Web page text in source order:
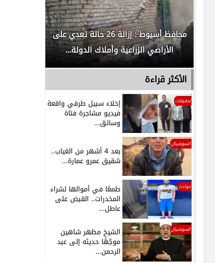
محافظ أسيوط : إزالة 26 حالة تعدي على
الأراضي الزراعية وأملاك الدولة...
الأكثر قراءة
تحقيقات إخلاء سبيل طرفي واقعة
فيديو مشاجرة فتاة
وسائق...
السوشيال
بعد 4 أشهر من الغياب..
شقيق عمرو عمارة...
حوادث طمعًا في أموالها لشراء
المخدرات.. القبض على
عاطل...
السوشيال الشيخ مظهر شاهين
موجّهًا حديثه إلى عبد
الرحمن...